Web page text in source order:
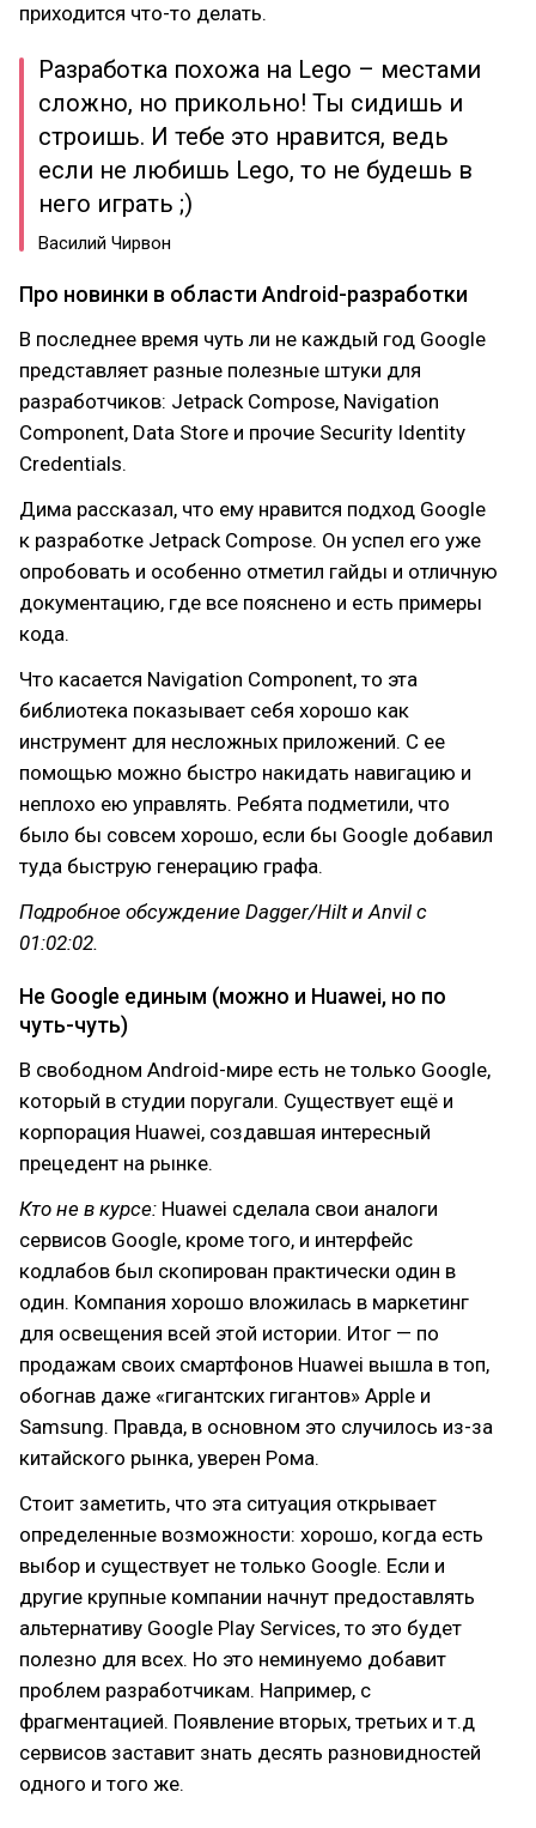
приходится что-то делать.
Разработка похожа на Lego – местами
сложно, но прикольно! Ты сидишь и
строишь. И тебе это нравится, ведь
если не любишь Lego, то не будешь в
него играть ;)
Василий Чирвон
Про новинки в области Android-разработки
В последнее время чуть ли не каждый год Google
представляет разные полезные штуки для
разработчиков: Jetpack Compose, Navigation
Component, Data Store и прочие Security Identity
Credentials.
Дима рассказал, что ему нравится подход Google
к разработке Jetpack Compose. Он успел его уже
опробовать и особенно отметил гайды и отличную
документацию, где все пояснено и есть примеры
кода.
Что касается Navigation Component, то эта
библиотека показывает себя хорошо как
инструмент для несложных приложений. С ее
помощью можно быстро накидать навигацию и
неплохо ею управлять. Ребята подметили, что
было бы совсем хорошо, если бы Google добавил
туда быструю генерацию графа.
Подробное обсуждение Dagger/Hilt и Anvil с
01:02:02.
Не Google единым (можно и Huawei, но по
чуть-чуть)
В свободном Android-мире есть не только Google,
который в студии поругали. Существует ещё и
корпорация Huawei, создавшая интересный
прецедент на рынке.
Кто не в курсе: Huawei сделала свои аналоги
сервисов Google, кроме того, и интерфейс
кодлабов был скопирован практически один в
один. Компания хорошо вложилась в маркетинг
для освещения всей этой истории. Итог — по
продажам своих смартфонов Huawei вышла в топ,
обогнав даже «гигантских гигантов» Apple и
Samsung. Правда, в основном это случилось из-за
китайского рынка, уверен Рома.
Стоит заметить, что эта ситуация открывает
определенные возможности: хорошо, когда есть
выбор и существует не только Google. Если и
другие крупные компании начнут предоставлять
альтернативу Google Play Services, то это будет
полезно для всех. Но это неминуемо добавит
проблем разработчикам. Например, с
фрагментацией. Появление вторых, третьих и т.д
сервисов заставит знать десять разновидностей
одного и того же.